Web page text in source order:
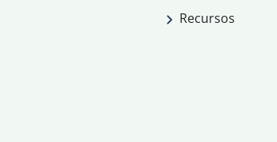
Recursos